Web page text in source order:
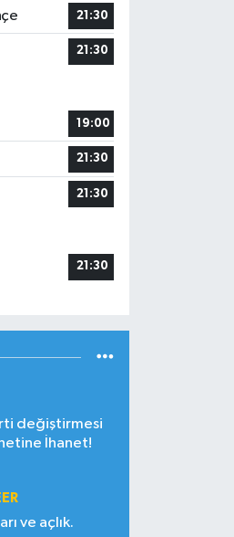
21:30
21:30
19:00
21:30
21:30
21:30
değiştirmesi
İhanet!
ve açlık.